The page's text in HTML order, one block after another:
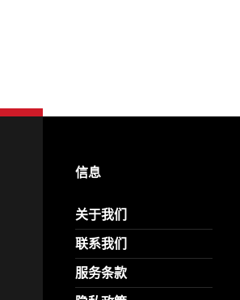
信息
关于我们
联系我们
服务条款